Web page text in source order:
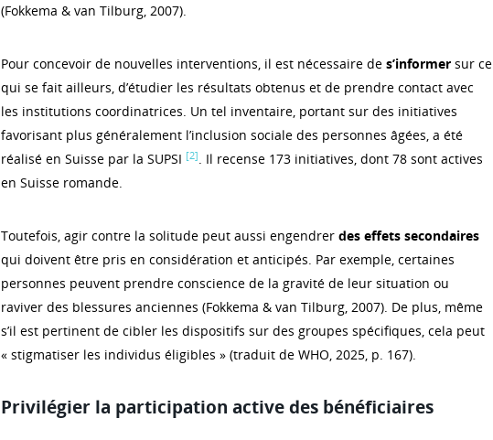
(Fokkema & van Tilburg, 2007).
Pour concevoir de nouvelles interventions, il est nécessaire de s’informersur ce
qui se fait ailleurs, d’étudier les résultats obtenus et de prendre contact avec
les institutions coordinatrices. Un tel inventaire, portant sur des initiatives
favorisant plus généralement l’inclusion sociale des personnes âgées, a été
réalisé en Suisse par la SUPSI [2]. Il recense 173 initiatives, dont 78 sont actives
en Suisse romande.
Toutefois, agir contre la solitude peut aussi engendrer des effets secondaires
qui doivent être pris en considération et anticipés. Par exemple, certaines
personnes peuvent prendre conscience de la gravité de leur situation ou
raviver des blessures anciennes (Fokkema & van Tilburg, 2007). De plus, même
s’il est pertinent de cibler les dispositifs sur des groupes spécifiques, cela peut
« stigmatiser les individus éligibles » (traduit de WHO, 2025, p. 167).
Privilégier la participation active des bénéficiaires